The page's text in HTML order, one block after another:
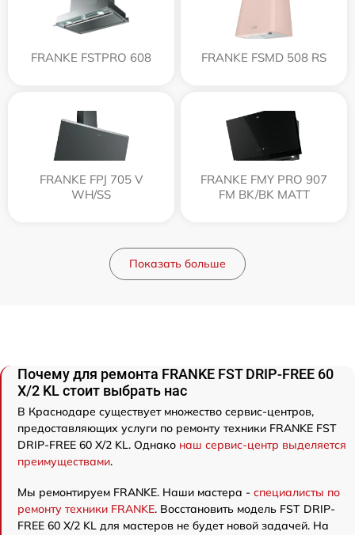
FRANKE FSTPRO 608 FRANKE FSMD 508 RS
FRANKE FPJ 705 V
WH/SS
FRANKE FMY PRO 907
FM BK/BK MATT
Показать больше
Почему для ремонта FRANKE FST DRIP-FREE 60
X/2 KL стоит выбрать нас
В Краснодаре существует множество сервис-центров,
предоставляющих услуги по ремонту техники FRANKE FST
DRIP-FREE 60 X/2 KL. Однако наш сервис-центр выделяется
преимуществами.
Мы ремонтируем FRANKE. Наши мастера - специалисты по
ремонту техники FRANKE. Восстановить модель FST DRIP-
FREE 60 X/2 KL для мастеров не будет новой задачей. На